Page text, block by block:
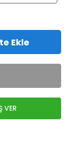
Ekle
VER